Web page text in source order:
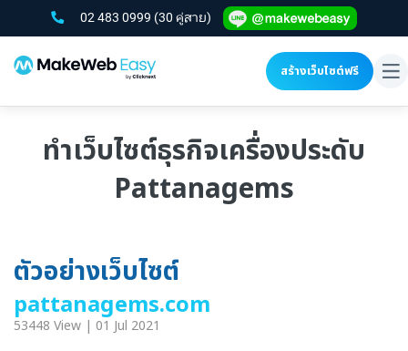
02 483 0999 (30 คู่สาย)
สร้างเว็บไซต์ฟรี
ทำเว็บไซต์ธุรกิจเครื่องประดับ
Pattanagems
ตัวอย่างเว็บไซต์
pattanagems.com
53448 View | 01 Jul 2021